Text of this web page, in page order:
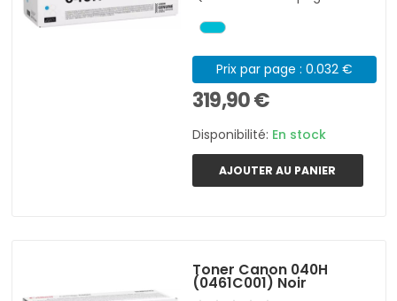
Prix par page : 0.032 €
319,90 €
Disponibilité: En stock
AJOUTER AU PANIER
Toner Canon 040H
(0461C001) Noir